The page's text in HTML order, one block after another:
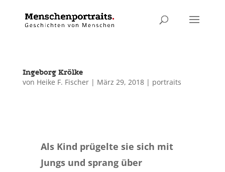
Ingeborg Krölke
von Heike F. Fischer| März 29, 2018| portraits
Als Kind prügelte sie sich mit
Jungs und sprang über